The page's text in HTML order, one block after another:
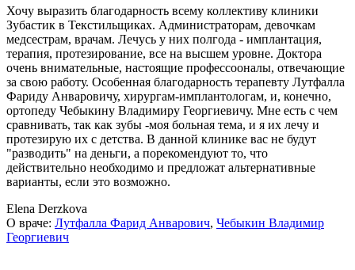
Хочу выразить благодарность всему коллективу клиники
Зубастик в Текстильщиках. Администраторам, девочкам
медсестрам, врачам. Лечусь у них полгода - имплантация,
терапия, протезирование, все на высшем уровне. Доктора
очень внимательные, настоящие профессооналы, отвечающие
за свою работу. Особенная благодарность терапевту Лутфалла
Фариду Анваровичу, хирургам-имплантологам, и, конечно,
ортопеду Чебыкину Владимиру Георгиевичу. Мне есть с чем
сравнивать, так как зубы -моя больная тема, и я их лечу и
протезирую их с детства. В данной клинике вас не будут
"разводить" на деньги, а порекомендуют то, что
действительно необходимо и предложат альтернативные
варианты, если это возможно.
Elena Derzkova
О враче: Лутфалла Фарид Анварович, Чебыкин Владимир
Георгиевич